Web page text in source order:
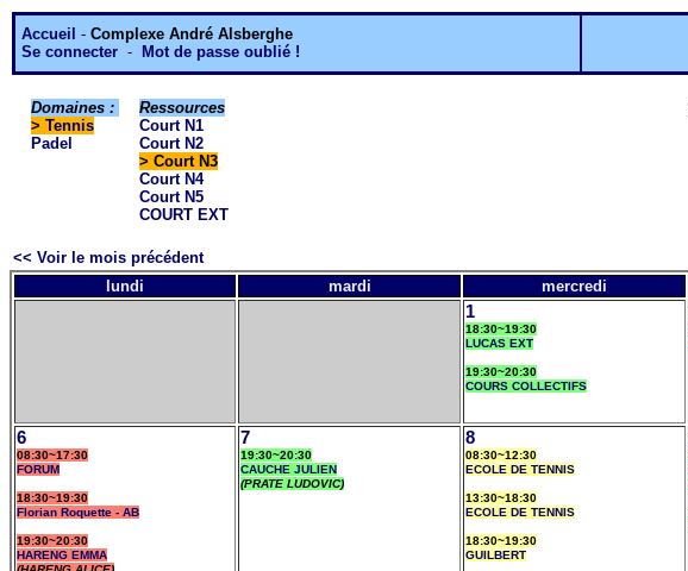
Accueil - Complexe André Alsberghe
Se connecter - Mot de passe oublié !
Domaines :
> Tennis
Padel
Ressources
Court N1
Court N2
> Court N3
Court N4
Court N5
COURT EXT
<< Voir le mois précédent
lundi
mardi mercredi
1
18:30~19:30
LUCAS EXT
19:30~20:30
COURS COLLECTIFS
6
08:30~17:30
FORUM
18:30~19:30
Florian Roquette - AB
19:30~20:30
HARENG EMMA
7
19:30~20:30
CAUCHE JULIEN
(PRATE LUDOVIC)
8
08:30~12:30
ECOLE DE TENNIS
13:30~18:30
ECOLE DE TENNIS
18:30~19:30
GUILBERT